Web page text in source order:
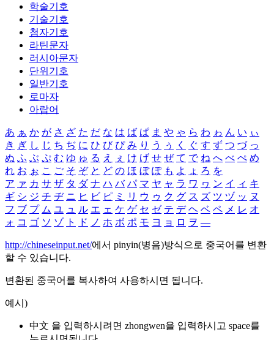
학술기호
기술기호
첨자기호
라틴문자
러시아문자
단위기호
일반기호
로마자
아랍어
あ ぁ か が さ ざ た だ な は ば ぱ ま や ゃ ら わ ゎ ん い ぃ
き ぎ し じ ち ぢ に ひ び ぴ み り う ぅ く ぐ す ず つ づ っ
ぬ ふ ぶ ぷ む ゆ ゅ る え ぇ け げ せ ぜ て で ね へ べ ぺ め
れ お ぉ こ ご そ ぞ と ど の ほ ぼ ぽ も よ ょ ろ を
ア ァ カ サ ザ タ ダ ナ ハ バ パ マ ヤ ャ ラ ワ ヮ ン イ ィ キ
ギ シ ジ チ ヂ ニ ヒ ビ ピ ミ リ ウ ゥ ク グ ス ズ ツ ヅ ッ ヌ
フ ブ プ ム ユ ュ ル エ ェ ケ ゲ セ ゼ テ デ ヘ ベ ペ メ レ オ
ォ コ ゴ ソ ゾ ト ド ノ ホ ボ ポ モ ヨ ョ ロ ヲ ―
http://chineseinput.net/에서 pinyin(병음)방식으로 중국어를 변환
할 수 있습니다.
변환된 중국어를 복사하여 사용하시면 됩니다.
예시)
中文 을 입력하시려면 zhongwen을 입력하시고 space를